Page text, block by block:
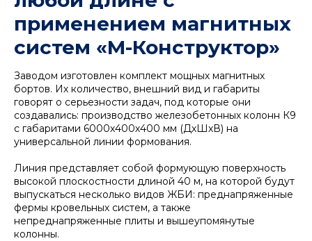
применением магнитных
систем «М-Конструктор»
Заводом изготовлен комплект мощных магнитных
бортов. Их количество, внешний вид и габариты
говорят о серьезности задач, под которые они
создавались: производство железобетонных колонн К9
с габаритами 6000х400х400 мм (ДхШхВ) на
универсальной линии формования.
Линия представляет собой формующую поверхность
высокой плоскостности длиной 40 м, на которой будут
выпускаться несколько видов ЖБИ: преднапряженные
фермы кровельных систем, а также
непреднапряженные плиты и вышеупомянутые
колонны.